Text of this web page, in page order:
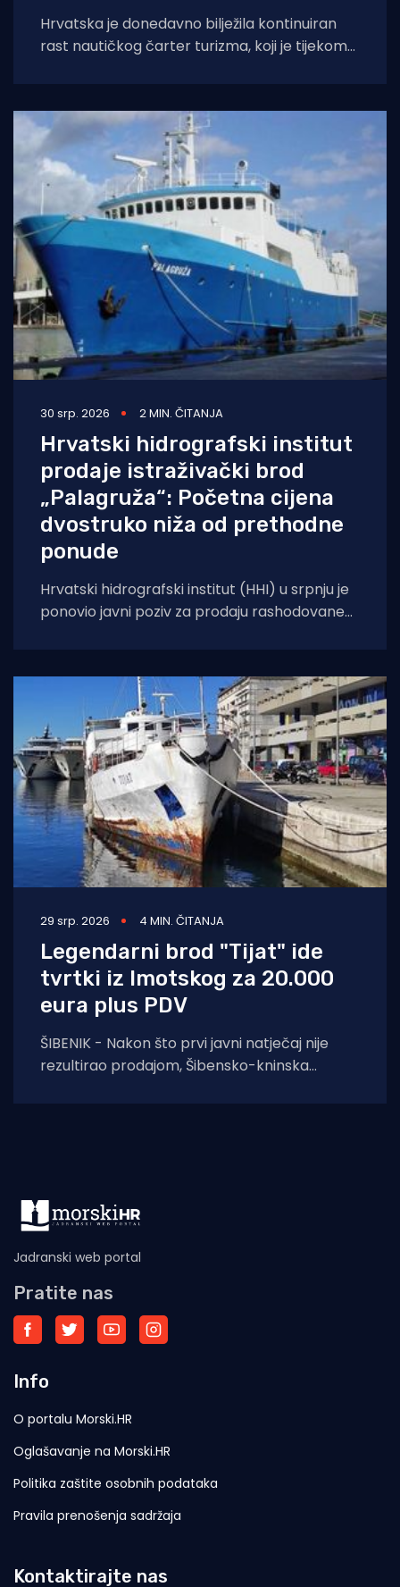
Hrvatska je donedavno bilježila kontinuiran
rast nautičkog čarter turizma, koji je tijekom
30 srp. 2026 2 MIN. ČITANJA
Hrvatski hidrografski institut
prodaje istraživački brod
„Palagruža“: Početna cijena
dvostruko niža od prethodne
ponude
Hrvatski hidrografski institut (HHI) u srpnju je
ponovio javni poziv za prodaju rashodovane
29 srp. 2026 4 MIN. ČITANJA
Legendarni brod "Tijat" ide
tvrtki iz Imotskog za 20.000
eura plus PDV
ŠIBENIK - Nakon što prvi javni natječaj nije
rezultirao prodajom, Šibensko-kninska
Jadranski web portal
Pratite nas
Info
O portalu Morski.HR
Oglašavanje na Morski.HR
Politika zaštite osobnih podataka
Pravila prenošenja sadržaja
Kontaktirajte nas